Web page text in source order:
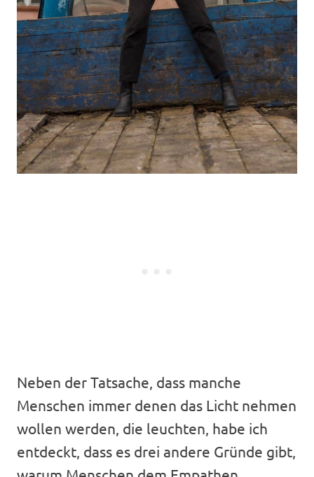
Neben der Tatsache, dass manche
Menschen immer denen das Licht nehmen
wollen werden, die leuchten, habe ich
entdeckt, dass es drei andere Gründe gibt,